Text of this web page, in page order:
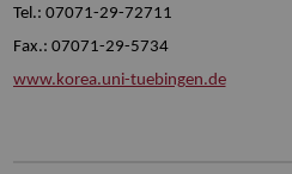
Tel.: 07071-29-72711
Fax.: 07071-29-5734
www.korea.uni-tuebingen.de